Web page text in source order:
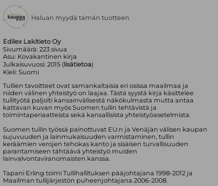
Edilex Lakitieto Oy
Sivumäärä:223 sivua
Asu: Kovakantinen kirja
Julkaisuvuosi:2015 (lisätietoa)
Kieli:Suomi
Tullien tavoitteet ovat samankaltaisia eri osissa maailmaa ja
niiden välinen yhteistyö on laajaa. Tästä syystä kirja käsittelee
tullityötä paljolti kansainvälisestä näkökulmasta mutta antaa
kattavan kuvan myös Suomen tullin tehtävistä ja
toimintaperiaatteista sekä kansallisista yhteistyöasetelmista.
Suomen tullin työssä painottuvat EU:n ja Venäjän välisen kaupan
sujuvuuden ja lainmukaisuuden varmistaminen, tullin
keräämien verojen tehokas kanto ja sisäisen turvallisuuden
parantamiseen tähtäävä yhteistyö muiden
lainvalvontaviranomaisten kanssa.
Tapani Erling toimi Tullihallituksen pääjohtajana 1998-2012 ja
Maailman tullijärjestön puheenjohtajana 2006-2008.
Haluan myydä tämän tuotteen